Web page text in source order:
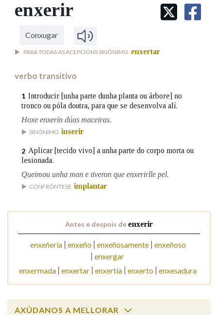
IDENTIDADE CORPORATIVA
MARCIAL DEL ADALID
FIGURAS HOMENAXEADAS
Facebook
TwitterYoutubeInstagram
Bluesky
BUSCAR NOS LEMAS
Comeza por
Contén
BUSCAR NO CONTIDO
Nas definicións
Na fraseoloxía
Marcas gramaticais
enxerir
Conxugar
PARA TODAS AS ACEPCIÓNS SINÓNIMO enxertar
verbo transitivo
1 Introducir [unha parte dunha planta ou árbore] no
tronco ou póla doutra, para que se desenvolva alí.
Hoxe enxerín dúas maceiras.
SINÓNIMO inserir
2 Aplicar [tecido vivo] a unha parte do corpo morta ou
lesionada.
Queimou unha man e tiveron que enxerirlle pel.
CONFRÓNTESE implantar
Antes e despois de enxerir
enxeñería enxeño enxeñosamente
enxeñoso
enxergar
enxermada enxertar enxertía enxerto enxesadura
AXÚDANOS A MELLORAR